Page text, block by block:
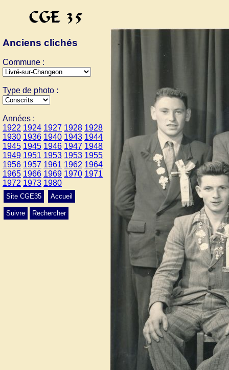
Anciens clichés
Commune :
Type de photo :
Années :
1922 1924 1927 1928 1928
1930 1936 1940 1943 1944
1945 1945 1946 1947 1948
1949 1951 1953 1953 1955
1956 1957 1961 1962 1964
1965 1966 1969 1970 1971
1972 1973 1980
Site CGE35 Accueil
Suivre Rechercher